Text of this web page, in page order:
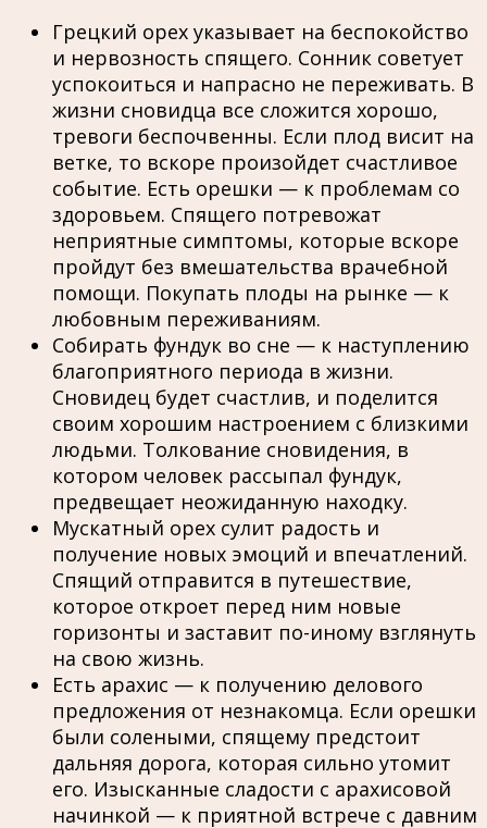
Грецкий орех указывает на беспокойство
и нервозность спящего. Сонник советует
успокоиться и напрасно не переживать. В
жизни сновидца все сложится хорошо,
тревоги беспочвенны. Если плод висит на
ветке, то вскоре произойдет счастливое
событие. Есть орешки — к проблемам со
здоровьем. Спящего потревожат
неприятные симптомы, которые вскоре
пройдут без вмешательства врачебной
помощи. Покупать плоды на рынке — к
любовным переживаниям.
Собирать фундук во сне — к наступлению
благоприятного периода в жизни.
Сновидец будет счастлив, и поделится
своим хорошим настроением с близкими
людьми. Толкование сновидения, в
котором человек рассыпал фундук,
предвещает неожиданную находку.
Мускатный орех сулит радость и
получение новых эмоций и впечатлений.
Спящий отправится в путешествие,
которое откроет перед ним новые
горизонты и заставит по-иному взглянуть
на свою жизнь.
Есть арахис — к получению делового
предложения от незнакомца. Если орешки
были солеными, спящему предстоит
дальняя дорога, которая сильно утомит
его. Изысканные сладости с арахисовой
начинкой — к приятной встрече с давним